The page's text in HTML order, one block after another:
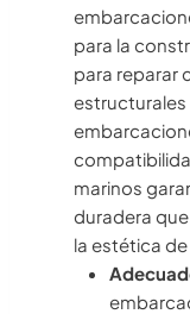
para la
para reparar
estructurales
marinos
duradera
la estética